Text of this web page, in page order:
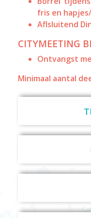
fris en
Aflsluitend
CITYMEETING
Ontvangst
Minimaal aantal